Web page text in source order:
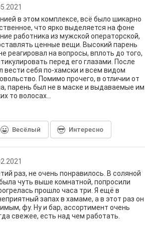
в этом комплексе, всё было шикарно
что ярко выделяется на фоне
работника из мужской операторской,
ценные вещи. Высокий парень
реагировал на вопросы, вплоть до того,
перед его глазами. После
вести себя по-хамски и всем видом
Помимо прочего, в отличии от
парень был не в маске и выдаваемые им
то волосах...
Весёлый Интересно
раз, не очень понравилось. В соляной
чуть выше комнатной, попросили
прошло часа три. Я ещё в
запах в хамаме, а в этот раз он
фу. Ну и бар, ассортимент очень
свежее, есть над чем работать.